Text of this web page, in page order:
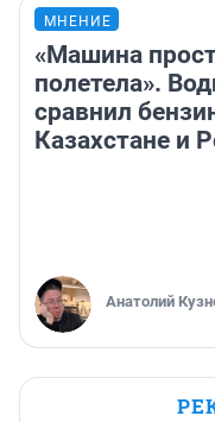
МНЕНИЕ
«Машина
полетела».
сравнил
Казахстане и
Анатолий